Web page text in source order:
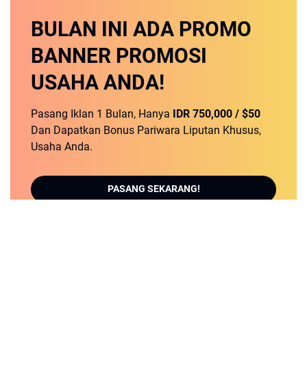
BULAN INI ADA PROMO
BANNER PROMOSI
USAHA ANDA!
Pasang Iklan 1 Bulan, Hanya IDR 750,000 / $50
Dan Dapatkan Bonus Pariwara Liputan Khusus,
Usaha Anda.
PASANG SEKARANG!